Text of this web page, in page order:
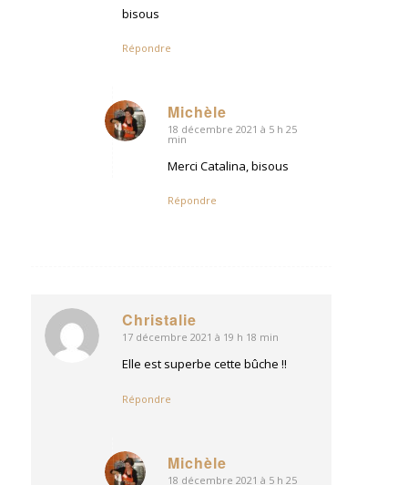
bisous
Répondre
Michèle
dit
18 décembre 2021 à 5 h 25
min
Merci Catalina, bisous
Répondre
Christalie
dit
17 décembre 2021 à 19 h 18 min
Elle est superbe cette bûche !!
Répondre
Michèle
18 décembre 2021 à 5 h 25